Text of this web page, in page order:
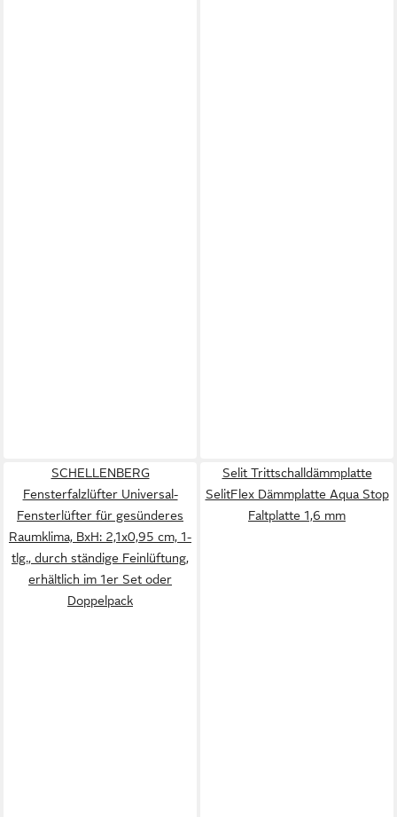
SCHELLENBERG
Fensterfalzlüfter Universal-
Fensterlüfter für gesünderes
Raumklima, BxH: 2,1x0,95 cm, 1-
tlg., durch ständige Feinlüftung,
erhältlich im 1er Set oder
Doppelpack
Selit Trittschalldämmplatte
SelitFlex Dämmplatte Aqua Stop
Faltplatte 1,6 mm